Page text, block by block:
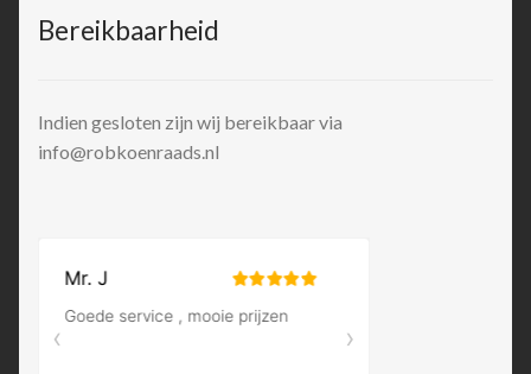
Bereikbaarheid
Indien gesloten zijn wij bereikbaar via
info@robkoenraads.nl